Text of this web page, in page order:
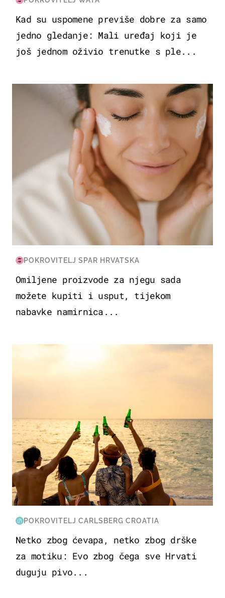
Kad su uspomene previše dobre za samo
jedno gledanje: Mali uređaj koji je
još jednom oživio trenutke s ple...
MODA & LJEPOTA
POKROVITELJ SPAR HRVATSKA
Omiljene proizvode za njegu sada
možete kupiti i usput, tijekom
nabavke namirnica...
POKROVITELJ CARLSBERG CROATIA
Netko zbog ćevapa, netko zbog drške
za motiku: Evo zbog čega sve Hrvati
duguju pivo...